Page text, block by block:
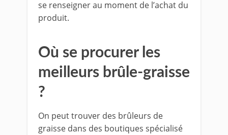
se renseigner au moment de l’achat du
produit.
Où se procurer les
meilleurs brûle-graisse
?
On peut trouver des brûleurs de
graisse dans des boutiques spécialisé